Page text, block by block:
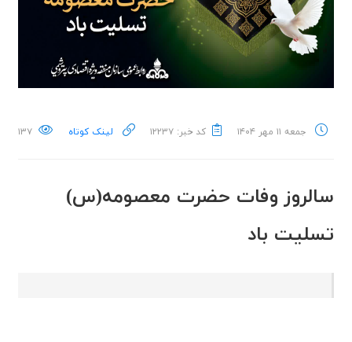
جمعه ۱۱ مهر ۱۴۰۴ کد خبر: ۱۲۲۳۷ لینک کوتاه ۱۳۷
سالروز وفات حضرت معصومه(س)
تسلیت باد